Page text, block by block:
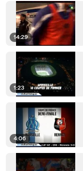
14:29
1:23
4:06